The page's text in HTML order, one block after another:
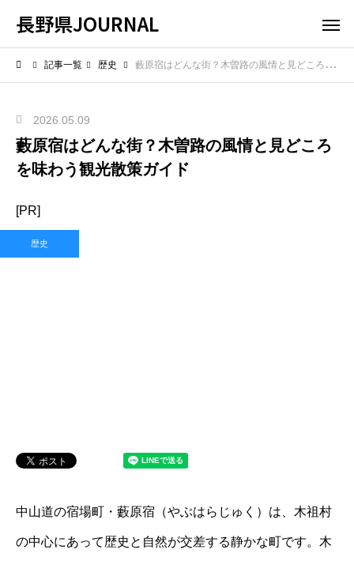
長野県JOURNAL
記事一覧 歴史 藪原宿はどんな街？木曽路の風情と見どころを味わう観光散策ガイド
2026.05.09
藪原宿はどんな街？木曽路の風情と見どころ
を味わう観光散策ガイド
[PR]
歴史
中山道の宿場町・藪原宿（やぶはらじゅく）は、木祖村
の中心にあって歴史と自然が交差する静かな町です。木